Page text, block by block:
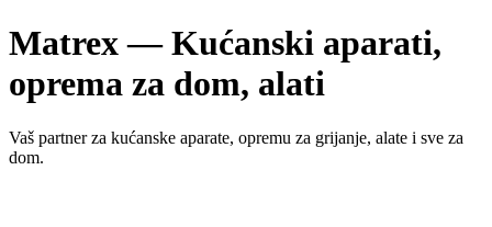
Matrex — Kućanski aparati,
oprema za dom, alati
Vaš partner za kućanske aparate, opremu za grijanje, alate i sve za
dom.